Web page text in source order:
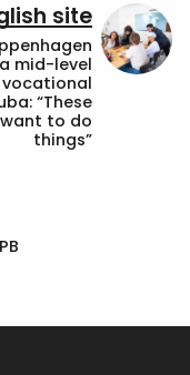
site
mid-level
“These
to do
things”